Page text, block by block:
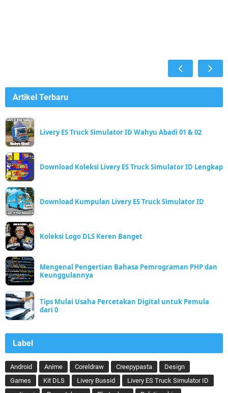
Artikel Terbaru
Livery ES Truck Simulator ID Wahyu Abadi 01 & 02
Download Koleksi Livery ES Truck Simulator ID Lengkap
Download Kumpulan Livery ES Truck Simulator ID
Koleksi Logo DLS Keren Banget
Mengenal Pengertian Bahasa Pemrograman PHP dan
Keunggulannya
Tips Mulai Usaha Percetakan Digital untuk Pemula
dari 0
Label
Android Anime Coreldraw Creepypasta
Design
Games
Kit DLS Livery Bussid
Livery ES Truck Simulator ID